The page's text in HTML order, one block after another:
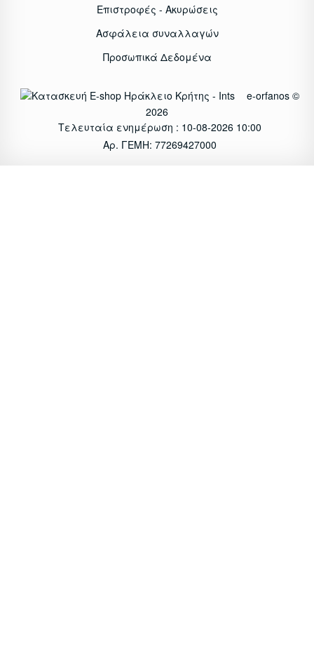
Επιστροφές - Ακυρώσεις
Ασφάλεια συναλλαγών
Προσωπικά Δεδομένα
e-orfanos ©
2026
Τελευταία ενημέρωση : 10-08-2026 10:00
Αρ. ΓΕΜΗ: 77269427000